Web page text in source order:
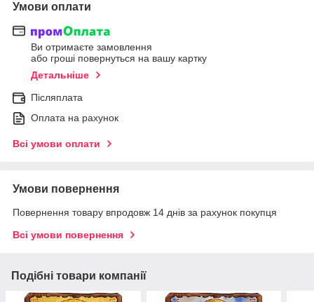
Умови оплати
Ви отримаєте замовлення
або гроші повернуться на вашу картку
Детальніше
Післяплата
Оплата на рахунок
Всі умови оплати
Умови повернення
Повернення товару впродовж 14 днів за рахунок покупця
Всі умови повернення
Подібні товари компанії